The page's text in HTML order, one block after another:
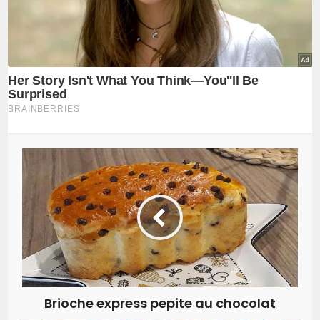
Brioche express pepite au chocolat